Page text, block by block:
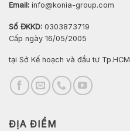
Email: info@konia-group.com
Số ĐKKD: 0303873719
Cấp ngày 16/05/2005
tại Sở Kế hoạch và đầu tư Tp.HCM
ĐỊA ĐIỂM